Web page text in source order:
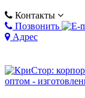
Контакты
Позвонить
Адрес